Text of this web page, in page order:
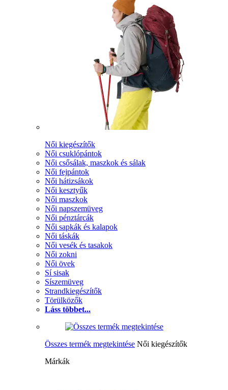
Női kiegészítők
Női csuklópántok
Női csősálak, maszkok és sálak
Női fejpántok
Női hátizsákok
Női kesztyűk
Női maszkok
Női napszemüveg
Női pénztárcák
Női sapkák és kalapok
Női táskák
Női vesék és tasakok
Női zokni
Női övek
Sí sisak
Síszemüveg
Strandkiegészítők
Törülközők
Láss többet...
Összes termék megtekintése Női kiegészítők
Márkák